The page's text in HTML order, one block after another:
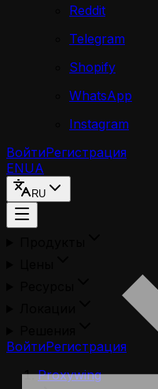
Reddit
Telegram
Shopify
WhatsApp
Instagram
ВойтиРегистрация
ENUA
RU
ВойтиРегистрация
Proxywing